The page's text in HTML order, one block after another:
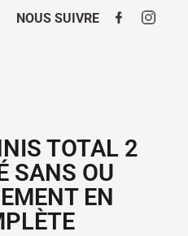
NOUS SUIVRE
TOTAL 2
SANS OU
EN